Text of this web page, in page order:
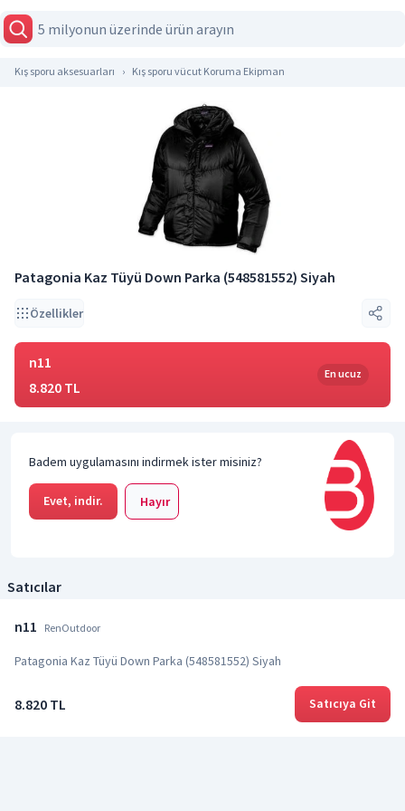
Kış sporu aksesuarları Kış sporu vücut Koruma Ekipman
Patagonia Kaz Tüyü Down Parka (548581552) Siyah
Özellikler
n11
8.820 TL
En ucuz
Badem uygulamasını indirmek ister misiniz?
Evet, indir. Hayır
Satıcılar
n11 RenOutdoor
Patagonia Kaz Tüyü Down Parka (548581552) Siyah
8.820 TL Satıcıya Git